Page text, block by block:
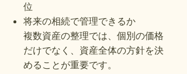
位
将来の相続で管理できるか
複数資産の整理では、個別の価格
だけでなく、資産全体の方針を決
めることが重要です。